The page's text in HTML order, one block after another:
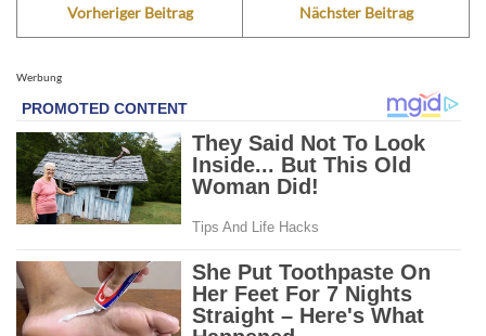
Vorheriger Beitrag Nächster Beitrag
Werbung